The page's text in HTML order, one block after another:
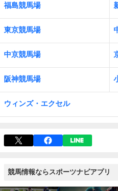
福島競馬場
東京競馬場
中京競馬場
阪神競馬場
ウィンズ・エクセル
競馬情報ならスポーツナビアプリ